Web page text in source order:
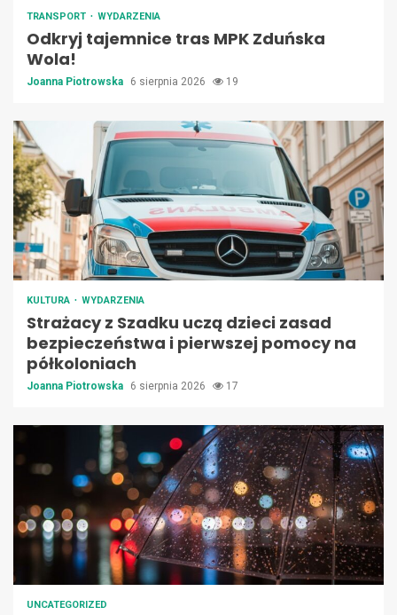
TRANSPORT WYDARZENIA
Odkryj tajemnice tras MPK Zduńska
Wola!
Joanna Piotrowska 6 sierpnia 2026 19
KULTURA WYDARZENIA
Strażacy z Szadku uczą dzieci zasad
bezpieczeństwa i pierwszej pomocy na
półkoloniach
Joanna Piotrowska 6 sierpnia 2026 17
UNCATEGORIZED